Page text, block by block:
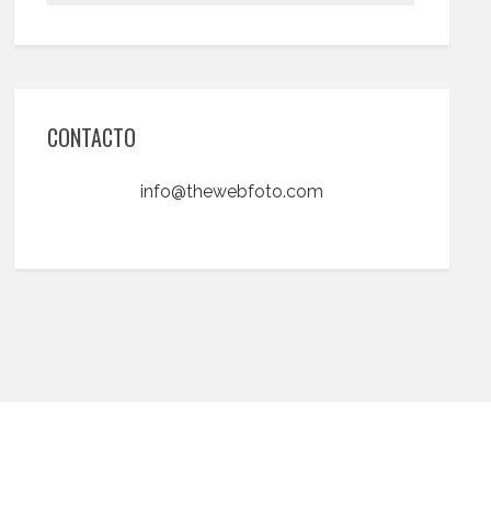
CONTACTO
info@thewebfoto.com